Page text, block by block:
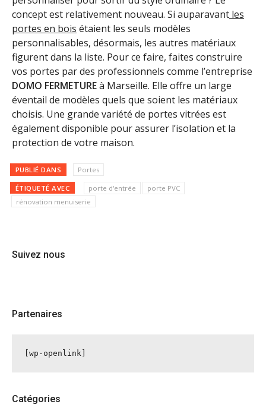
concept est relativement nouveau. Si auparavant les
portes en bois étaient les seuls modèles
personnalisables, désormais, les autres matériaux
figurent dans la liste. Pour ce faire, faites construire
vos portes par des professionnels comme l’entreprise
DOMO FERMETUREà Marseille. Elle offre un large
éventail de modèles quels que soient les matériaux
choisis. Une grande variété de portes vitrées est
également disponible pour assurer l’isolation et la
protection de votre maison.
PUBLIÉ DANS Portes
ÉTIQUETÉ AVEC porte d'entrée
porte PVC
rénovation menuiserie
Suivez nous
Partenaires
[wp-openlink]
Catégories